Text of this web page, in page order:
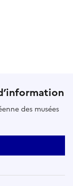
des musées